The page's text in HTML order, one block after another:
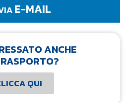
E-MAIL
ANCHE
QUI